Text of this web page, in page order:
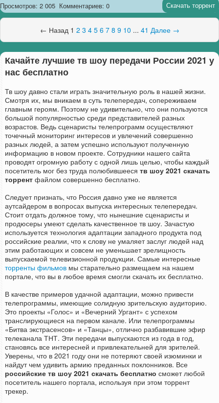
Просмотров: 2 005 Комментариев: 0 Скачать торрент
← Назад 1 2 3 4 5 6 7 8 9 10 ... 41 Далее →
Качайте лучшие тв шоу передачи России 2021 у
нас бесплатно
Тв шоу давно стали играть значительную роль в нашей жизни.
Смотря их, мы вникаем в суть телепередач, сопереживаем
главным героям. Поэтому не удивительно, что они пользуются
большой популярностью среди представителей разных
возрастов. Ведь сценаристы телепрограмм осуществляют
точечный мониторинг интересов и увлечений совершенно
разных людей, а затем успешно используют полученную
информацию в новом проекте. Сотрудники нашего сайта
проводят огромную работу с одной лишь целью, чтобы каждый
посетитель мог без труда полюбившееся тв шоу 2021 скачать
торрент файлом совершенно бесплатно.
Следует признать, что Россия давно уже не является
аутсайдером в вопросах выпуска интересных телепередач.
Стоит отдать должное тому, что нынешние сценаристы и
продюсеры умеют сделать качественное тв шоу. Зачастую
используется технология адаптации западного продукта под
российские реалии, что к слову не умаляет заслуг людей над
этим работающих и совсем не уменьшает зрелищность
выпускаемой телевизионной продукции. Самые интересные
торренты фильмов мы старательно размещаем на нашем
портале, что вы в любое время смогли скачать их бесплатно.
В качестве примеров удачной адаптации, можно привести
телепрограммы, имеющие солидную зрительскую аудиторию.
Это проекты «Голос» и «Вечерний Ургант» с успехом
транслирующиеся на первом канале. Или телепрограммы
«Битва экстрасенсов» и «Танцы», отлично разбавившие эфир
телеканала ТНТ. Эти передачи выпускаются из года в год,
становясь все интересней и привлекательней для зрителей.
Уверены, что в 2021 году они не потеряют своей изюминки и
найдут чем удивить армию преданных поклонников. Все
российские тв шоу 2021 скачать бесплатно сможет любой
посетитель нашего портала, используя при этом торрент
трекер.